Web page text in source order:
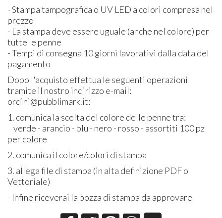
- Stampa tampografica o UV LED a colori compresa nel
prezzo
- La stampa deve essere uguale (anche nel colore) per
tutte le penne
- Tempi di consegna 10 giorni lavorativi dalla data del
pagamento
Dopo l'acquisto effettua le seguenti operazioni
tramite il nostro indirizzo e-mail:
ordini@pubblimark.it:
1. comunica la scelta del colore delle penne tra:
verde - arancio - blu - nero - rosso - assortiti 100 pz
per colore
2. comunica il colore/colori di stampa
3. allega file di stampa (in alta definizione PDF o
Vettoriale)
- Infine riceverai la bozza di stampa da approvare